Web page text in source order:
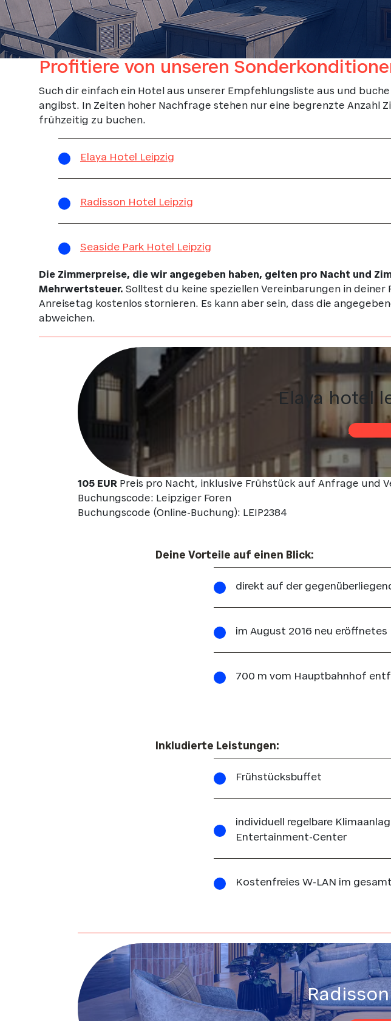
Profitiere von unseren
Such dir einfach ein Hotel aus unserer Empfehlungsliste aus und
angibst. In Zeiten hoher Nachfrage stehen nur eine begrenzte Anzahl
frühzeitig zu buchen.
Elaya Hotel Leipzig
Radisson Hotel Leipzig
Seaside Park Hotel Leipzig
Die Zimmerpreise, die wir angegeben haben, gelten pro Nacht und
Mehrwertsteuer. Solltest du keine speziellen Vereinbarungen in
Anreisetag kostenlos stornieren. Es kann aber sein, dass die
abweichen.
Elaya hotel
zur
105 EUR Preis pro Nacht, inklusive Frühstück auf Anfrage und
Buchungscode: Leipziger Foren
Buchungscode (Online-Buchung): LEIP2384
Deine Vorteile auf einen Blick:
direkt auf der
im August 2016 neu eröffnetes
700 m vom Hauptbahnhof
Inkludierte Leistungen:
Frühstücksbuffet
individuell regelbare
Entertainment-Center
Kostenfreies W-LAN im